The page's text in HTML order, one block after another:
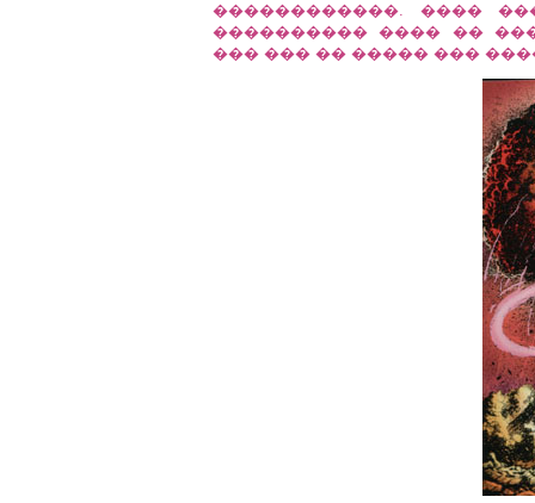
������������. ����
���������� ���� ��
��� ��� �� ����� ���